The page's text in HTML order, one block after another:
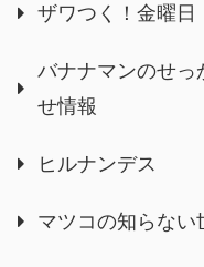
ザワつく！金曜日
バナナマンのせっ
せ情報
ヒルナンデス
マツコの知らない